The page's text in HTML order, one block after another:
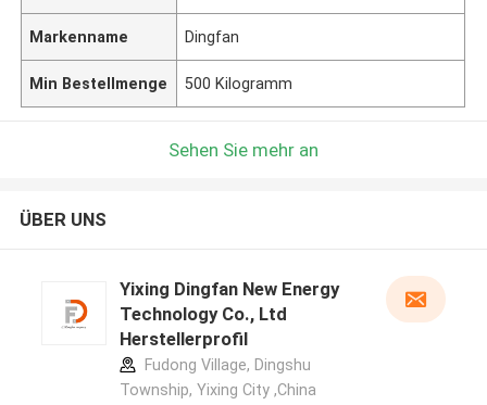
Markenname Dingfan
Min Bestellmenge 500 Kilogramm
Sehen Sie mehr an
ÜBER UNS
Yixing Dingfan New Energy
Technology Co., Ltd
Herstellerprofil
Fudong Village, Dingshu
Township, Yixing City ,China